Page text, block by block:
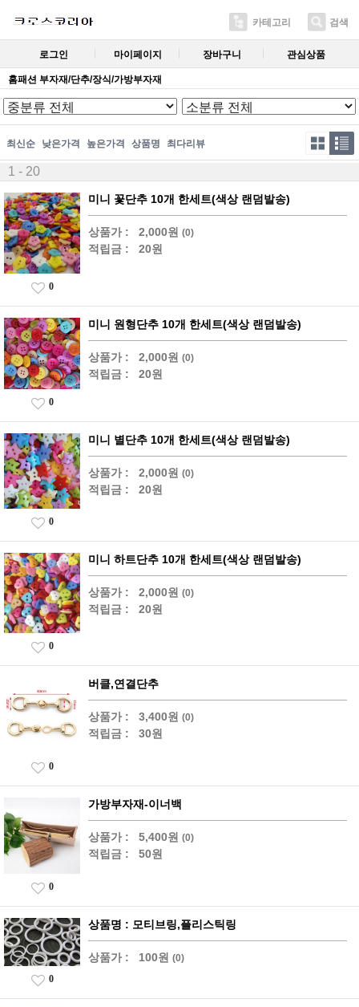
카테고리 검색
로그인 마이페이지 장바구니 관심상품
홈패션 부자재/단추/장식/가방부자재
최신순 낮은가격 높은가격 상품명 최다리뷰
1 - 20
미니 꽃단추 10개 한세트(색상 랜덤발송)
상품가 : 2,000원 (0)
적립금 : 20원
0
미니 원형단추 10개 한세트(색상 랜덤발송)
상품가 : 2,000원 (0)
적립금 : 20원
0
미니 별단추 10개 한세트(색상 랜덤발송)
상품가 : 2,000원 (0)
적립금 : 20원
0
미니 하트단추 10개 한세트(색상 랜덤발송)
상품가 : 2,000원 (0)
적립금 : 20원
0
버클,연결단추
상품가 : 3,400원 (0)
적립금 : 30원
0
가방부자재-이너백
상품가 : 5,400원 (0)
적립금 : 50원
0
상품명 : 모티브링,플리스틱링
상품가 : 100원 (0)
0